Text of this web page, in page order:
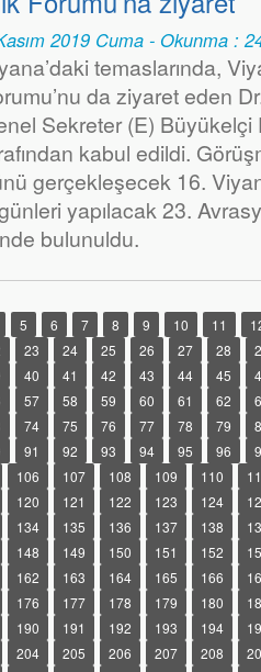
2019 Cuma - Okunma :
temaslarında,
da ziyaret eden
Sekreter (E)
kabul edildi.
gerçekleşecek 16.
yapılacak 23.
bulunuldu.
5 6 7 8 9 10 11
23 24 25 26 27 28
40 41 42 43 44 45
57 58 59 60 61 62
74 75 76 77 78 79
91 92 93 94 95 96
106 107 108 109 110
120 121 122 123 124
134 135 136 137 138
148 149 150 151 152
162 163 164 165 166
176 177 178 179 180
190 191 192 193 194
204 205 206 207 208